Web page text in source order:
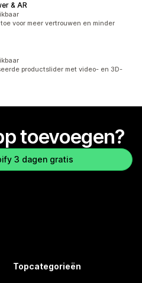
& AR
voor meer vertrouwen en minder
productslider met video- en 3D-
toevoegen?
3 dagen gratis
Topcategorieën